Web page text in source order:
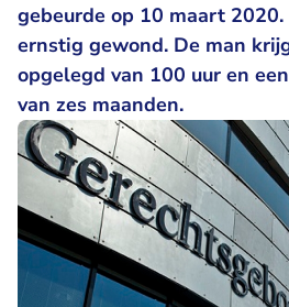
gebeurde op 10 maart
ernstig gewond. De man
opgelegd van 100 uur en
van zes maanden.